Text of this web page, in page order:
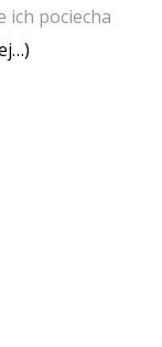
ich pociecha